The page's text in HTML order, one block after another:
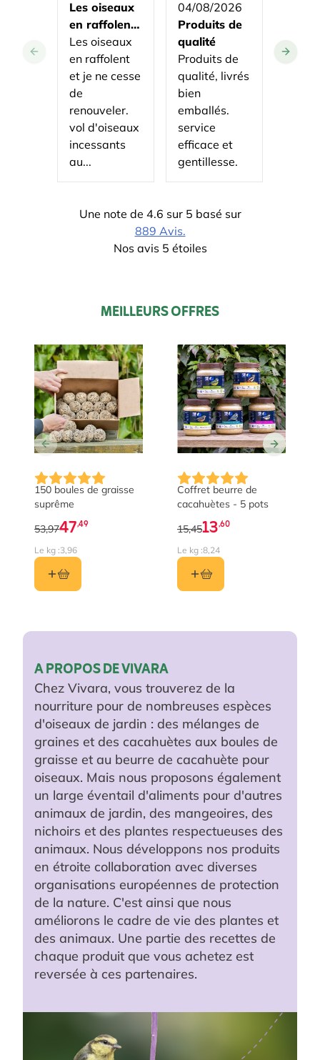
Les oiseaux
en raffolent
et je ne
cesse…
Les oiseaux
en raffolent
et je ne cesse
de
renouveler.
vol d'oiseaux
incessants
au...
04/08/2026
Produits de
qualité
Produits de
qualité, livrés
bien
emballés.
service
efficace et
gentillesse.
Une note de 4.6 sur 5 basé sur
889 Avis.
Nos avis 5 étoiles
MEILLEURS OFFRES
150 boules de graisse
suprême
The price depends on the options chosen on the
53,9747,49
Le kg :3,96
Coffret beurre de
cacahuètes - 5 pots
The price depends on the
15,4513,60
Le kg :8,24
A PROPOS DE VIVARA
Chez Vivara, vous trouverez de la
nourriture pour de nombreuses espèces
d'oiseaux de jardin : des mélanges de
graines et des cacahuètes aux boules de
graisse et au beurre de cacahuète pour
oiseaux. Mais nous proposons également
un large éventail d'aliments pour d'autres
animaux de jardin, des mangeoires, des
nichoirs et des plantes respectueuses des
animaux. Nous développons nos produits
en étroite collaboration avec diverses
organisations européennes de protection
de la nature. C'est ainsi que nous
améliorons le cadre de vie des plantes et
des animaux. Une partie des recettes de
chaque produit que vous achetez est
reversée à ces partenaires.